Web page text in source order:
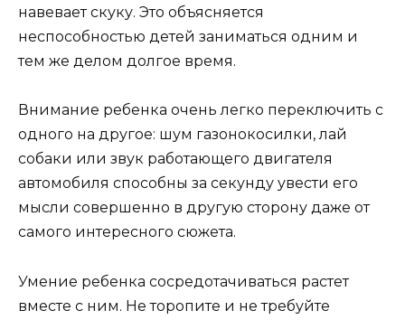
навевает скуку. Это объясняется
неспособностью детей заниматься одним и
тем же делом долгое время.
Внимание ребенка очень легко переключить с
одного на другое: шум газонокосилки, лай
собаки или звук работающего двигателя
автомобиля способны за секунду увести его
мысли совершенно в другую сторону даже от
самого интересного сюжета.
Умение ребенка сосредотачиваться растет
вместе с ним. Не торопите и не требуйте